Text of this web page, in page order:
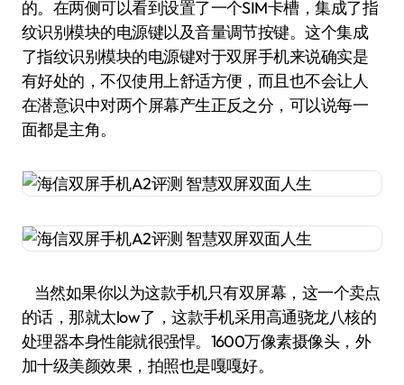
的。在两侧可以看到设置了一个SIM卡槽，集成了指
纹识别模块的电源键以及音量调节按键。这个集成
了指纹识别模块的电源键对于双屏手机来说确实是
有好处的，不仅使用上舒适方便，而且也不会让人
在潜意识中对两个屏幕产生正反之分，可以说每一
面都是主角。
当然如果你以为这款手机只有双屏幕，这一个卖点
的话，那就太low了，这款手机采用高通骁龙八核的
处理器本身性能就很强悍。1600万像素摄像头，外
加十级美颜效果，拍照也是嘎嘎好。